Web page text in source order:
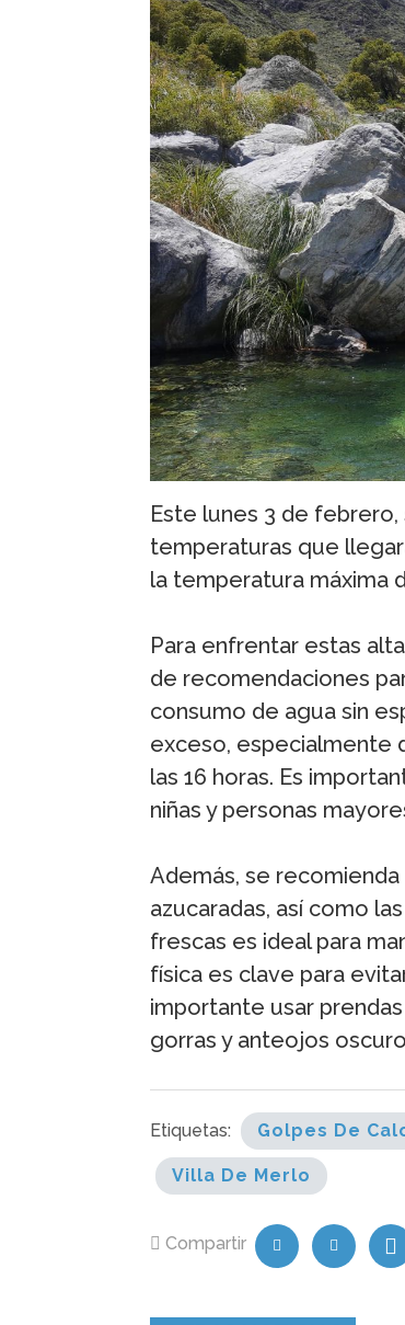
Este lunes 3 de
temperaturas que
la temperatura máxima
Para enfrentar estas
de recomendaciones
consumo de agua sin
exceso, especialmente
las 16 horas. Es
niñas y personas
Además, se
azucaradas, así como
frescas es ideal para
física es clave para
importante usar
gorras y anteojos
Etiquetas: Golpes De
Villa De Merlo
Compartir